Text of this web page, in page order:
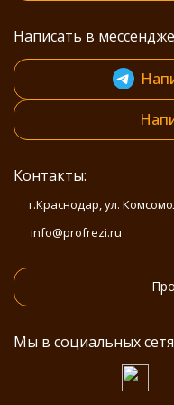
Написать в
Контакты:
г.Краснодар, ул.
info@profrezi.ru
Мы в социальных